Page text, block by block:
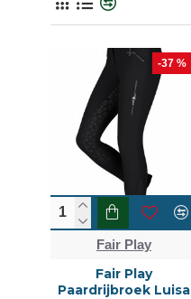
-37 %
Fair Play
Fair Play
Paardrijbroek Luisa